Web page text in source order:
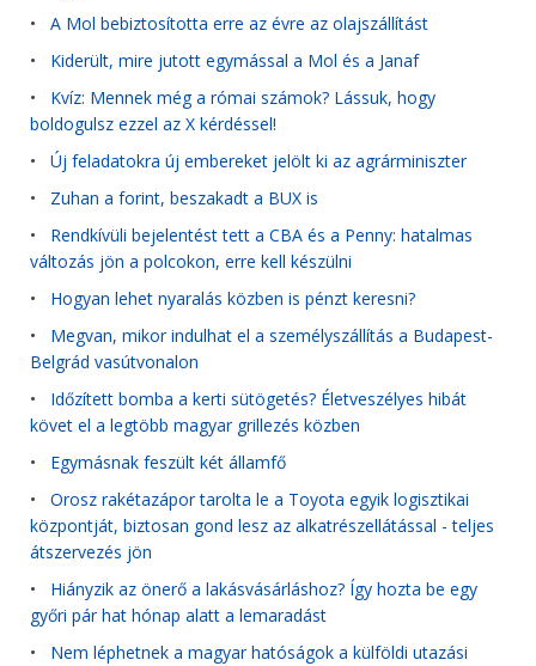
• A Mol bebiztosította erre az évre az olajszállítást
• Kiderült, mire jutott egymással a Mol és a Janaf
• Kvíz: Mennek még a római számok? Lássuk, hogy
boldogulsz ezzel az X kérdéssel!
• Új feladatokra új embereket jelölt ki az agrárminiszter
• Zuhan a forint, beszakadt a BUX is
• Rendkívüli bejelentést tett a CBA és a Penny: hatalmas
változás jön a polcokon, erre kell készülni
• Hogyan lehet nyaralás közben is pénzt keresni?
• Megvan, mikor indulhat el a személyszállítás a Budapest-
Belgrád vasútvonalon
• Időzített bomba a kerti sütögetés? Életveszélyes hibát
követ el a legtöbb magyar grillezés közben
• Egymásnak feszült két államfő
• Orosz rakétazápor tarolta le a Toyota egyik logisztikai
központját, biztosan gond lesz az alkatrészellátással - teljes
átszervezés jön
• Hiányzik az önerő a lakásvásárláshoz? Így hozta be egy
győri pár hat hónap alatt a lemaradást
• Nem léphetnek a magyar hatóságok a külföldi utazási